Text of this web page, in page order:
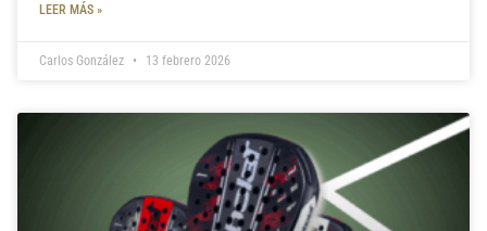
LEER MÁS »
Carlos González 13 febrero 2026